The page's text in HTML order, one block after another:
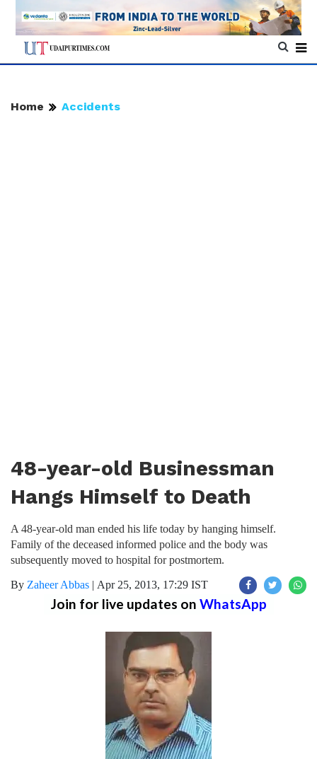
Home Accidents
48-year-old Businessman
Hangs Himself to Death
A 48-year-old man ended his life today by hanging himself.
Family of the deceased informed police and the body was
subsequently moved to hospital for postmortem.
By Zaheer Abbas | Apr 25, 2013, 17:29 IST
Join for live updates on WhatsApp